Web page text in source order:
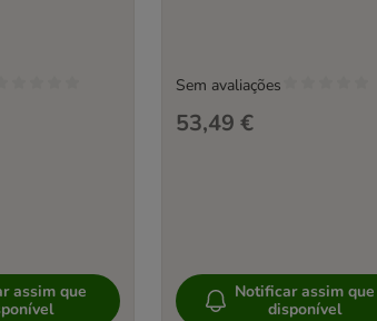
assim que
53,49 €
Sem avaliações
Notificar assim que
disponível